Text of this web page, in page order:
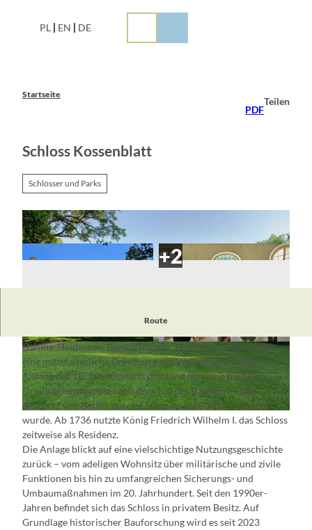
PL EN DE
Startseite
PDF
Teilen
Schloss Kossenblatt
Schlösser und Parks
© SKO Projekt GmbH 2025, Lizenz: SKO Projekt GmbH 2025
© SKO Projekt GmbH 2025, Lizenz: SKO Projekt
GmbH 2025
© SKO Projekt GmbH 2025, Lizenz: SKO Projekt
Route
Schloss und Park Kossenblatt liegen auf einer rund 28 Hektar
Dahme-Heideseen. Bereits im Jahr 1208 ist an dieser Stelle
eine mittelalterliche Grenzburg mit Wallanlagen belegt.
Anfang des 18. Jahrhunderts entstand hier eine barocke
Dreiflügelanlage, die nach dem Tod des Bauherrn Hans
Albrecht von Barfus durch Eleonore von Barfus vollendet
wurde. Ab 1736 nutzte König Friedrich Wilhelm I. das Schloss
zeitweise als Residenz.
Die Anlage blickt auf eine vielschichtige Nutzungsgeschichte
zurück – vom adeligen Wohnsitz über militärische und zivile
Funktionen bis hin zu umfangreichen Sicherungs- und
Umbaumaßnahmen im 20. Jahrhundert. Seit den 1990er-
Jahren befindet sich das Schloss in privatem Besitz. Auf
Grundlage historischer Bauforschung wird es seit 2023